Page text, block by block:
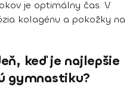
je optimálny čas. V
kolagénu a pokožky na
keď je najlepšie
gymnastiku?